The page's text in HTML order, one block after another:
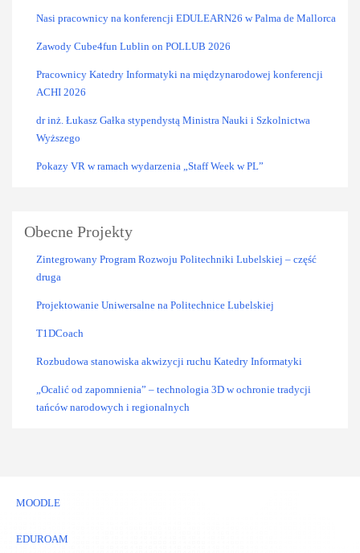
Nasi pracownicy na konferencji EDULEARN26 w Palma de Mallorca
Zawody Cube4fun Lublin on POLLUB 2026
Pracownicy Katedry Informatyki na międzynarodowej konferencji
ACHI 2026
dr inż. Łukasz Gałka stypendystą Ministra Nauki i Szkolnictwa
Wyższego
Pokazy VR w ramach wydarzenia „Staff Week w PL”
Obecne Projekty
Zintegrowany Program Rozwoju Politechniki Lubelskiej – część
druga
Projektowanie Uniwersalne na Politechnice Lubelskiej
T1DCoach
Rozbudowa stanowiska akwizycji ruchu Katedry Informatyki
„Ocalić od zapomnienia” – technologia 3D w ochronie tradycji
tańców narodowych i regionalnych
MOODLE
EDUROAM